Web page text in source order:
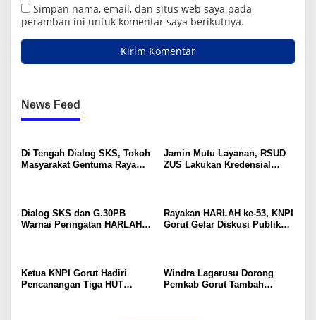
Simpan nama, email, dan situs web saya pada
peramban ini untuk komentar saya berikutnya.
News Feed
Di Tengah Dialog SKS, Tokoh
Masyarakat Gentuma Raya
Jamin Mutu Layanan, RSUD
ZUS Lakukan Kredensial
Dialog SKS dan G.30PB
Warnai Peringatan HARLAH
Rayakan HARLAH ke-53, KNPI
Gorut Gelar Diskusi Publik
Ketua KNPI Gorut Hadiri
Pencanangan Tiga HUT
Windra Lagarusu Dorong
Pemkab Gorut Tambah